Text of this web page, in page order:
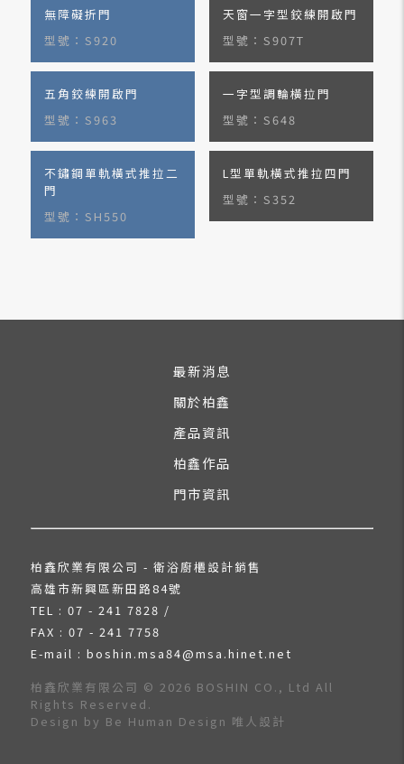
無障礙折門
型號：S920
天窗一字型鉸練開啟門
型號：S907T
五角鉸練開啟門
型號：S963
一字型調輪橫拉門
型號：S648
不鏽鋼單軌橫式推拉二
門
型號：SH550
L型單軌橫式推拉四門
型號：S352
最新消息
關於柏鑫
產品資訊
柏鑫作品
門市資訊
柏鑫欣業有限公司 - 衛浴廚櫃設計銷售
高雄市新興區新田路84號
TEL : 07 - 241 7828 /
FAX : 07 - 241 7758
E-mail : boshin.msa84@msa.hinet.net
柏鑫欣業有限公司 © 2026 BOSHIN CO., Ltd All
Rights Reserved.
Design by Be Human Design 唯人設計